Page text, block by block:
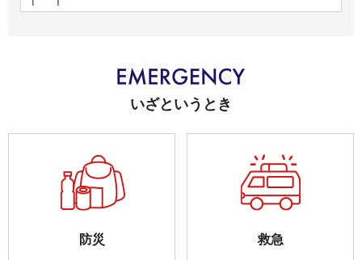
いざというとき
防災 救急